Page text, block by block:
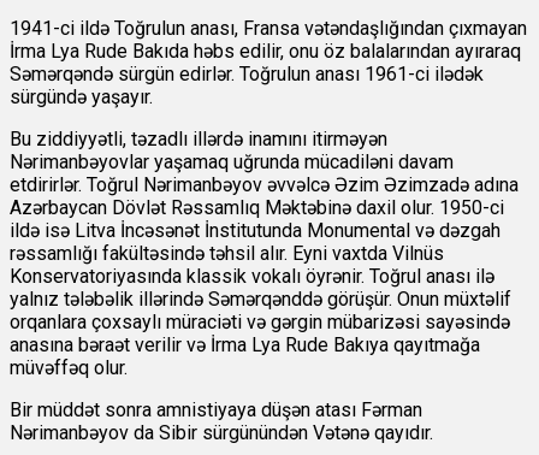
1941-ci ildə Toğrulun anası, Fransa vətəndaşlığından çıxmayan
İrma Lya Rude Bakıda həbs edilir, onu öz balalarından ayıraraq
Səmərqəndə sürgün edirlər. Toğrulun anası 1961-ci ilədək
sürgündə yaşayır.
Bu ziddiyyətli, təzadlı illərdə inamını itirməyən
Nərimanbəyovlar yaşamaq uğrunda mücadiləni davam
etdirirlər. Toğrul Nərimanbəyov əvvəlcə Əzim Əzimzadə adına
Azərbaycan Dövlət Rəssamlıq Məktəbinə daxil olur. 1950-ci
ildə isə Litva İncəsənət İnstitutunda Monumental və dəzgah
rəssamlığı fakültəsində təhsil alır. Eyni vaxtda Vilnüs
Konservatoriyasında klassik vokalı öyrənir. Toğrul anası ilə
yalnız tələbəlik illərində Səmərqənddə görüşür. Onun müxtəlif
orqanlara çoxsaylı müraciəti və gərgin mübarizəsi sayəsində
anasına bəraət verilir və İrma Lya Rude Bakıya qayıtmağa
müvəffəq olur.
Bir müddət sonra amnistiyaya düşən atası Fərman
Nərimanbəyov da Sibir sürgünündən Vətənə qayıdır.